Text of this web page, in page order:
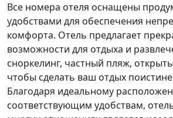
Все номера отеля оснащены
удобствами для обеспечения
комфорта. Отель предлагает
возможности для отдыха и
сноркелинг, частный пляж,
чтобы сделать ваш отдых
Благодаря идеальному
соответствующим удобствам,